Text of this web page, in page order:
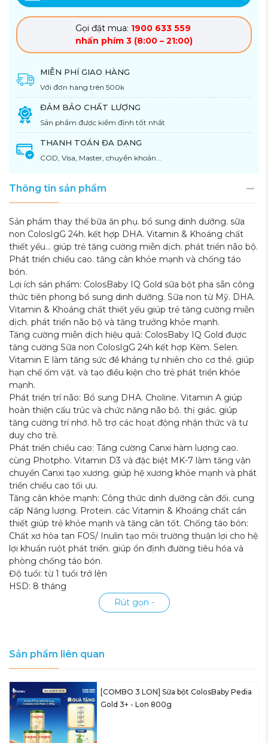
Gọi đặt mua: 1900 633 559
nhấn phím 3 (8:00 – 21:00)
MIỄN PHÍ GIAO HÀNG
Với đơn hàng trên 500k
ĐẢM BẢO CHẤT LƯỢNG
Sản phẩm được kiểm định tốt nhất
THANH TOÁN ĐA DẠNG
COD, Visa, Master, chuyển khoản...
Thông tin sản phẩm
Sản phẩm thay thế bữa ăn phụ. bổ sung dinh dưỡng. sữa
non ColosIgG 24h. kết hợp DHA. Vitamin & Khoáng chất
thiết yếu… giúp trẻ tăng cường miễn dịch. phát triển não bộ.
Phát triển chiều cao. tăng cân khỏe mạnh và chống táo
bón.
Lợi ích sản phẩm: ColosBaby IQ Gold sữa bột pha sẵn công
thức tiên phong bổ sung dinh dưỡng. Sữa non từ Mỹ. DHA.
Vitamin & Khoáng chất thiết yếu giúp trẻ tăng cường miễn
dịch. phát triển não bộ và tăng trưởng khỏe mạnh.
Tăng cường miễn dịch hiệu quả: ColosBaby IQ Gold được
tăng cường Sữa non ColosIgG 24h kết hợp Kẽm. Selen.
Vitamin E làm tăng sức đề kháng tự nhiên cho cơ thể. giúp
hạn chế ốm vặt. và tạo điều kiện cho trẻ phát triển khỏe
mạnh.
Phát triển trí não: Bổ sung DHA. Choline. Vitamin A giúp
hoàn thiện cấu trúc và chức năng não bộ. thị giác. giúp
tăng cường trí nhớ. hỗ trợ các hoạt động nhận thức và tư
duy cho trẻ.
Phát triển chiều cao: Tăng cường Canxi hàm lượng cao.
cùng Photpho. Vitamin D3 và đặc biệt MK-7 làm tăng vận
chuyển Canxi tạo xương. giúp hệ xương khỏe mạnh và phát
triển chiều cao tối ưu.
Tăng cân khỏe mạnh: Công thức dinh dưỡng cân đối. cung
cấp Năng lượng. Protein. các Vitamin & Khoáng chất cần
thiết giúp trẻ khỏe mạnh và tăng cân tốt. Chống táo bón:
Chất xơ hòa tan FOS/ Inulin tạo môi trường thuận lợi cho hệ
lợi khuẩn ruột phát triển. giúp ổn định đường tiêu hóa và
phòng chống táo bón.
Độ tuổi: từ 1 tuổi trở lên
HSD: 8 tháng
Rút gọn -
Sản phẩm liên quan
[COMBO 3 LON] Sữa bột ColosBaby Pedia
Gold 3+ - Lon 800g